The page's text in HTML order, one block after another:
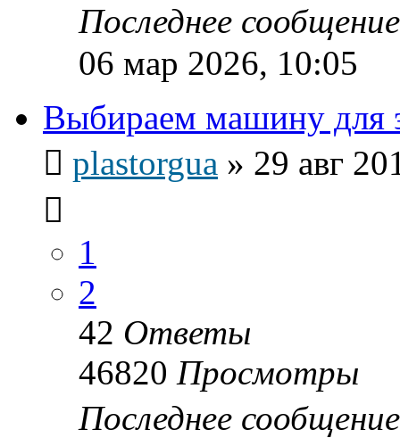
Последнее
06 мар 2026, 10:05
Выбираем машину для
plastorgua » 29 авг
1
2
42 Ответы
46820 Просмотры
Последнее